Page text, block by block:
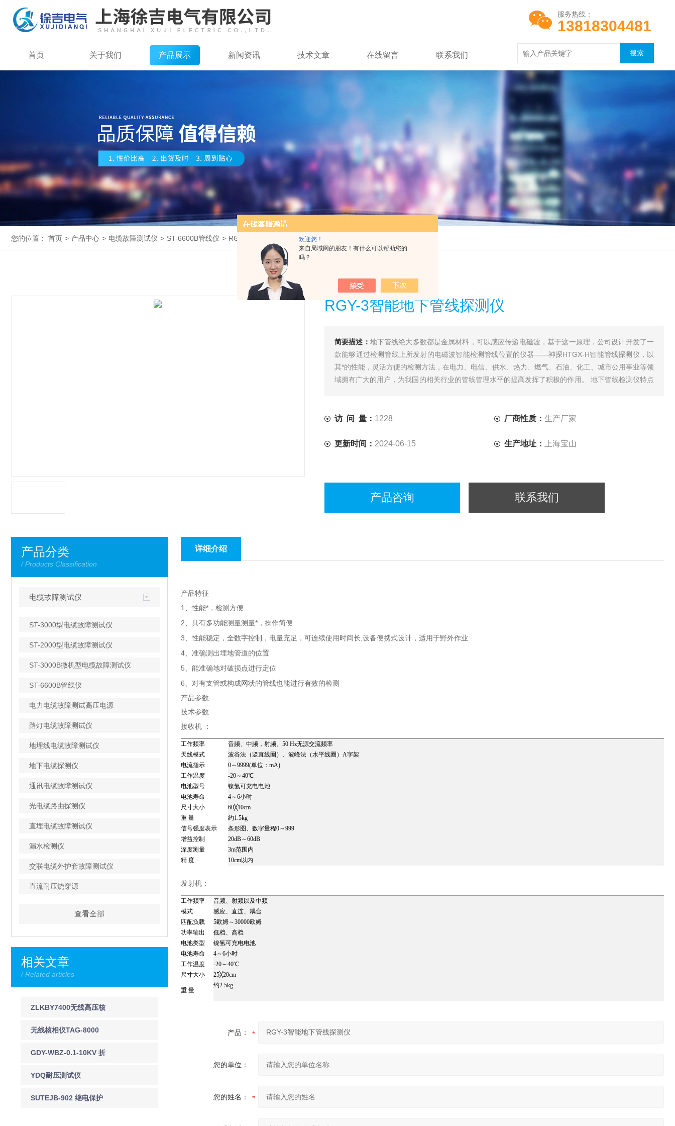
欢迎您！
来自局域网的朋友！有什么可以帮助您的
吗？
服务热线：
13818304481
首页 关于我们 产品展示 新闻资讯 技术文章 在线留言 联系我们
您的位置： 首页 > 产品中心 > 电缆故障测试仪 > ST-6600B管线仪 > RGY-3智能地下管线探测仪
RGY-3智能地下管线探测仪
简要描述： 地下管线绝大多数都是金属材料，可以感应传递电磁波，基于这一原理，公司设计开发了一
款能够通过检测管线上所发射的电磁波智能检测管线位置的仪器——神探HTGX-H智能管线探测仪，以
其*的性能，灵活方便的检测方法，在电力、电信、供水、热力、燃气、石油、化工、城市公用事业等领
域拥有广大的用户，为我国的相关行业的管线管理水平的提高发挥了积极的作用。 地下管线检测仪特点
访 问 量： 1228 厂商性质： 生产厂家
更新时间： 2024-06-15 生产地址： 上海宝山
产品咨询 联系我们
产品分类
/ Products Classification
电缆故障测试仪
ST-3000型电缆故障测试仪
ST-2000型电缆故障测试仪
ST-3000B微机型电缆故障测试仪
ST-6600B管线仪
电力电缆故障测试高压电源
路灯电缆故障测试仪
地埋线电缆故障测试仪
地下电缆探测仪
通讯电缆故障测试仪
光电缆路由探测仪
直埋电缆故障测试仪
漏水检测仪
交联电缆外护套故障测试仪
直流耐压烧穿源
查看全部
相关文章
/ Related articles
ZLKBY7400无线高压核
相仪详细介绍
无线核相仪TAG-8000
GDY-WBZ-0.1-10KV 折
叠式验电器
YDQ耐压测试仪
SUTEJB-902 继电保护
详细介绍
产品特征
1、性能*，检测方便
2、具有多功能测量测量*，操作简便
3、性能稳定，全数字控制，电量充足，可连续使用时间长,设备便携式设计，适用于野外作业
4、准确测出埋地管道的位置
5、能准确地对破损点进行定位
6、对有支管或构成网状的管线也能进行有效的检测
产品参数
技术参数
接收机 ：
工作频率
音频、中频，射频、50 Hz无源交流频率
天线模式
波谷法（竖直线圈）、波峰法（水平线圈）A字架
电流指示
0～9999(单位：mA)
工作温度
-20～40℃
电池型号
镍氢可充电电池
电池寿命
4～6小时
尺寸大小
60╳10cm
重 量
约1.5kg
信号强度表示
条形图、数字量程0～999
增益控制
20dB～60dB
深度测量
3m范围内
精 度
10cm以内
发射机：
工作频率
音频、射频以及中频
模式
感应、直连、耦合
匹配负载
5欧姆～30000欧姆
功率输出
低档、高档
电池类型
镍氢可充电电池
电池寿命
4～6小时
工作温度
-20～40℃
尺寸大小
25╳20cm
重 量
约2.5kg
产品：
您的单位：
您的姓名：